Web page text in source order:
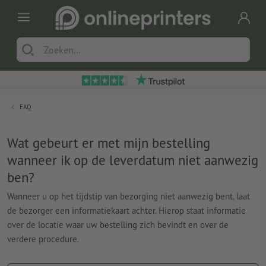
FAQ
Wat gebeurt er met mijn bestelling
wanneer ik op de leverdatum niet aanwezig
ben?
Wanneer u op het tijdstip van bezorging niet aanwezig bent, laat
de bezorger een informatiekaart achter. Hierop staat informatie
over de locatie waar uw bestelling zich bevindt en over de
verdere procedure.